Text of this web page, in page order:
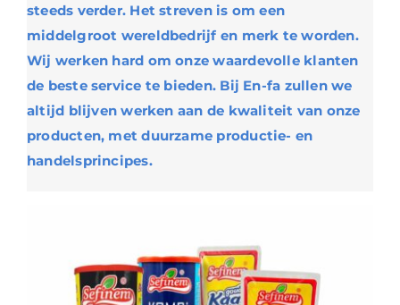
steeds verder. Het streven is om een
middelgroot wereldbedrijf en merk te worden.
Wij werken hard om onze waardevolle klanten
de beste service te bieden. Bij En-fa zullen we
altijd blijven werken aan de kwaliteit van onze
producten, met duurzame productie- en
handelsprincipes.